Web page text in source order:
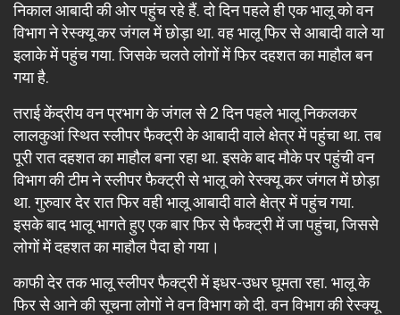
निकाल आबादी की ओर पहुंच रहे हैं. दो दिन पहले ही एक भालू को वन
विभाग ने रेस्क्यू कर जंगल में छोड़ा था. वह भालू फिर से आबादी वाले या
इलाके में पहुंच गया. जिसके चलते लोगों में फिर दहशत का माहौल बन
गया है.
तराई केंद्रीय वन प्रभाग के जंगल से 2 दिन पहले भालू निकलकर
लालकुआं स्थित स्लीपर फैक्ट्री के आबादी वाले क्षेत्र में पहुंचा था. तब
पूरी रात दहशत का माहौल बना रहा था. इसके बाद मौके पर पहुंची वन
विभाग की टीम ने स्लीपर फैक्ट्री से भालू को रेस्क्यू कर जंगल में छोड़ा
था. गुरुवार देर रात फिर वही भालू आबादी वाले क्षेत्र में पहुंच गया.
इसके बाद भालू भागते हुए एक बार फिर से फैक्ट्री में जा पहुंचा, जिससे
लोगों में दहशत का माहौल पैदा हो गया।
काफी देर तक भालू स्लीपर फैक्ट्री में इधर-उधर घूमता रहा. भालू के
फिर से आने की सूचना लोगों ने वन विभाग को दी. वन विभाग की रेस्क्यू